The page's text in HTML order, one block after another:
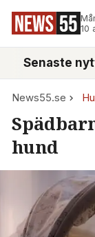
10
Senaste
News55.se
hund